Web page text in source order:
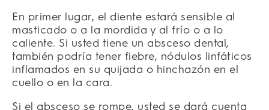
En primer lugar, el diente estará sensible al
masticado o a la mordida y al frío o a lo
caliente. Si usted tiene un absceso dental,
también podría tener fiebre, nódulos linfáticos
inflamados en su quijada o hinchazón en el
cuello o en la cara.
Si el absceso se rompe, usted se dará cuenta